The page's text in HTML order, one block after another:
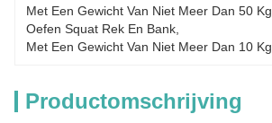
Met Een Gewicht Van Niet Meer Dan 50 Kg
Oefen Squat Rek En Bank
Met Een Gewicht Van Niet Meer Dan 10 Kg
Productomschrijving